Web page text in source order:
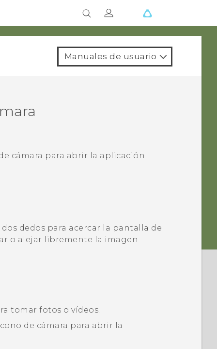
Manuales de usuario
cámara para abrir la aplicación
dedos para acercar la pantalla del
o alejar libremente la imagen
tomar fotos o vídeos.
de cámara para abrir la